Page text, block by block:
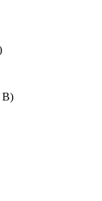
B)